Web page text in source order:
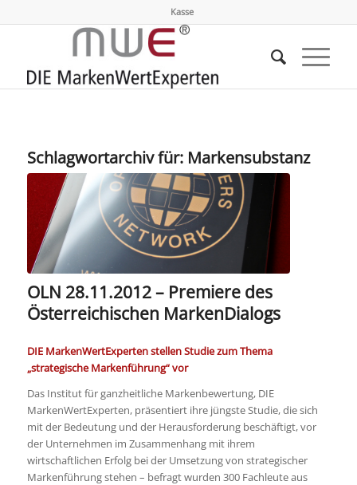
Kasse
Schlagwortarchiv für: Markensubstanz
OLN 28.11.2012 – Premiere des
Österreichischen MarkenDialogs
DIE MarkenWertExperten stellen Studie zum Thema
„strategische Markenführung“ vor
Das Institut für ganzheitliche Markenbewertung, DIE
MarkenWertExperten, präsentiert ihre jüngste Studie, die sich
mit der Bedeutung und der Herausforderung beschäftigt, vor
der Unternehmen im Zusammenhang mit ihrem
wirtschaftlichen Erfolg bei der Umsetzung von strategischer
Markenführung stehen – befragt wurden 300 Fachleute aus